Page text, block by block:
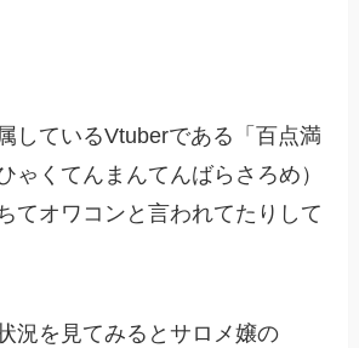
しているVtuberである「百点満
ゃくてんまんてんばらさろめ）
てオワコンと言われてたりして
況を見てみるとサロメ嬢の